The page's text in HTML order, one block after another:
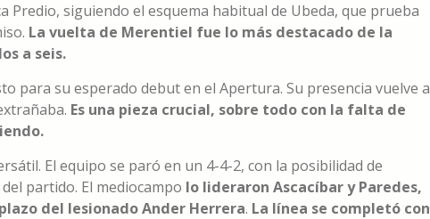
Predio, siguiendo el esquema habitual de Ubeda, que prueba
La vuelta de Merentiel fue lo más destacado de la
a seis.
para su esperado debut en el Apertura. Su presencia vuelve a
Es una pieza crucial, sobre todo con la falta de
El equipo se paró en un 4-4-2, con la posibilidad de
partido. El mediocampo lo lideraron Ascacíbar y Paredes,
del lesionado Ander Herrera. La línea se completó con